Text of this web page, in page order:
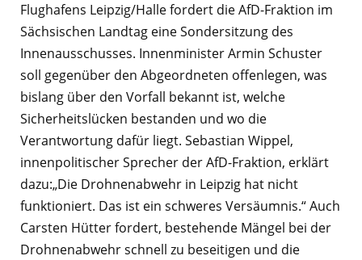
Flughafens Leipzig/Halle fordert die AfD-Fraktion im
Sächsischen Landtag eine Sondersitzung des
Innenausschusses. Innenminister Armin Schuster
soll gegenüber den Abgeordneten offenlegen, was
bislang über den Vorfall bekannt ist, welche
Sicherheitslücken bestanden und wo die
Verantwortung dafür liegt. Sebastian Wippel,
innenpolitischer Sprecher der AfD-Fraktion, erklärt
dazu:„Die Drohnenabwehr in Leipzig hat nicht
funktioniert. Das ist ein schweres Versäumnis.“ Auch
Carsten Hütter fordert, bestehende Mängel bei der
Drohnenabwehr schnell zu beseitigen und die